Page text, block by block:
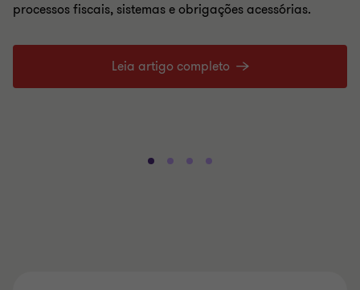
processos fiscais, sistemas e obrigações acessórias.
Leia artigo completo